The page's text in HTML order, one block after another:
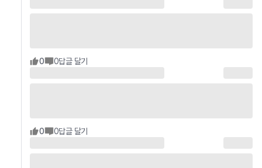
0 0답글 달기
0 0답글 달기